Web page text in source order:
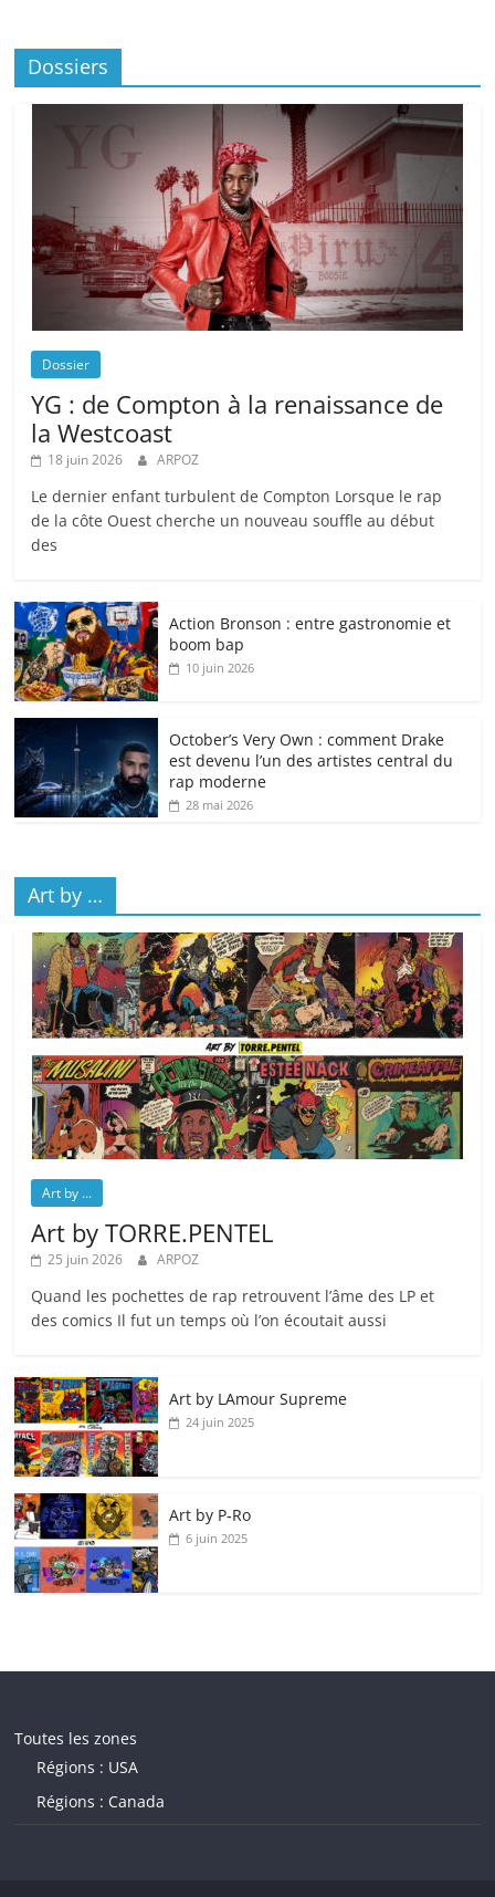
Dossiers
Dossier
YG : de Compton à la renaissance de
la Westcoast
18 juin 2026 ARPOZ
Le dernier enfant turbulent de Compton Lorsque le rap
de la côte Ouest cherche un nouveau souffle au début
des
Action Bronson : entre gastronomie et
boom bap
10 juin 2026
October’s Very Own : comment Drake
est devenu l’un des artistes central du
rap moderne
28 mai 2026
Art by …
Art by ...
Art by TORRE.PENTEL
25 juin 2026 ARPOZ
Quand les pochettes de rap retrouvent l’âme des LP et
des comics Il fut un temps où l’on écoutait aussi
Art by LAmour Supreme
24 juin 2025
Art by P‑Ro
6 juin 2025
Toutes les zones
Régions : USA
Régions : Canada